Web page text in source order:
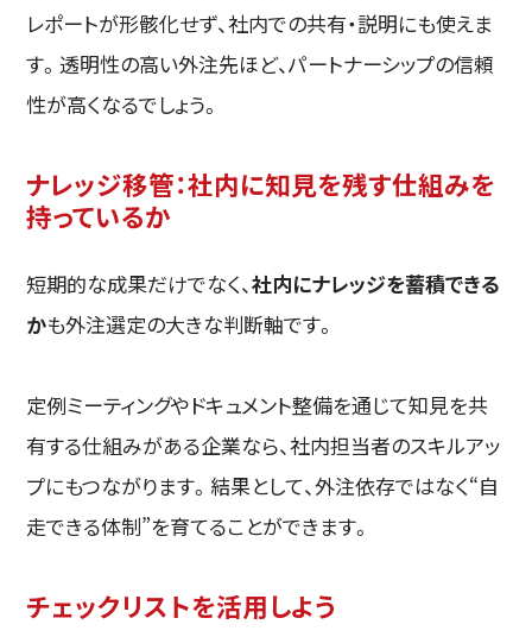
レポートが形骸化せず、社内での共有・説明にも使えま
す。透明性の高い外注先ほど、パートナーシップの信頼
性が高くなるでしょう。
ナレッジ移管：社内に知見を残す仕組みを
持っているか
短期的な成果だけでなく、社内にナレッジを蓄積できる
かも外注選定の大きな判断軸です。
定例ミーティングやドキュメント整備を通じて知見を共
有する仕組みがある企業なら、社内担当者のスキルアッ
プにもつながります。結果として、外注依存ではなく“自
走できる体制”を育てることができます。
チェックリストを活用しよう